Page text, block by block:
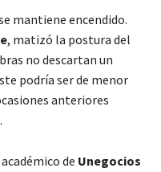
mantiene encendido.
, matizó la postura del
no descartan un
podría ser de menor
anteriores
de Unegocios